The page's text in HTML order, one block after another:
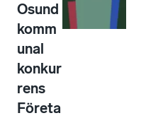
Osund
komm
unal
konkur
rens
Företa